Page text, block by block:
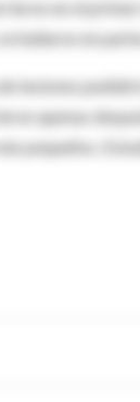
en el
hallaron en
lesiones
apenas
pequeños.